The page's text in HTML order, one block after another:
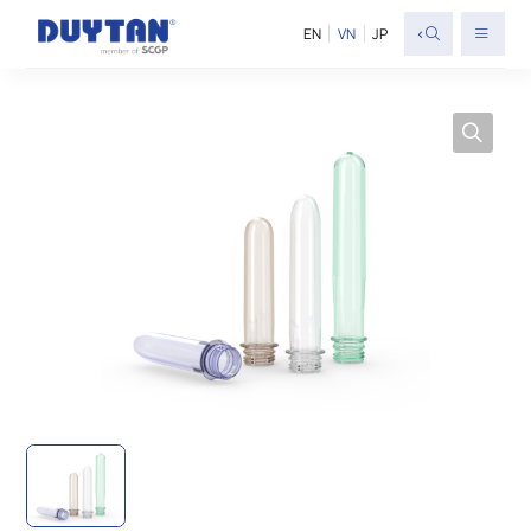
EN VN JP <